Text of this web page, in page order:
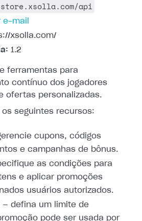
api
e-mail
xsolla.com/
1.2
ferramentas para
contínuo dos jogadores
ofertas personalizadas.
os seguintes recursos:
cupons, códigos
e campanhas de bônus.
as condições para
e aplicar promoções
usuários autorizados.
— defina um limite de
pode ser usada por